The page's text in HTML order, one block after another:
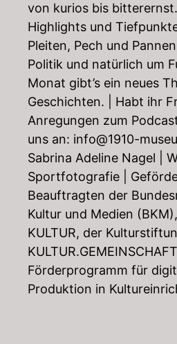
von kurios bis
Highlights und
Pleiten, Pech und
Politik und natürlich um
Monat gibt’s ein neues
Geschichten. | Habt ihr
Anregungen zum
uns an: info@1910-
Sabrina Adeline Nagel |
Sportfotografie |
Beauftragten der
Kultur und Medien
KULTUR, der
Förderprogramm für
Produktion in